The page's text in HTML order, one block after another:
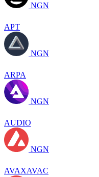
NGN
APT
NGN
ARPA
NGN
AUDIO
NGN
AVAXAVAC